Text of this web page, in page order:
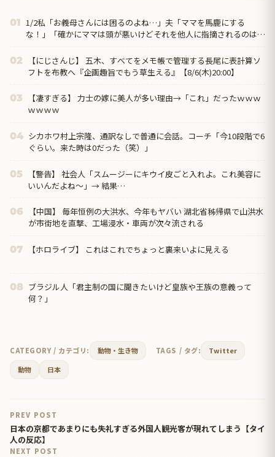
01 1/2私「お義母さんには困るのよね…」夫「ママを馬鹿にする
な！」「確かにママは頭が悪いけどそれを他人に指摘されるのはム
02
【にじさんじ】 五木、すべてをメモ帳で管理する長尾に表計算ソ
フトを布教へ『企画趣旨でもう草生える』【8/6(木)20:00】
03
【凄すぎる】 力士の嫁に美人が多い理由→「これ」だったｗｗｗ
ｗｗｗｗ
04 シカホワ村上宗隆、通訳なしで普通に会話。コーチ「今10段階で6
ぐらい。来た時は0だった（笑）」
05
【警告】 社会人「スムージーにキウイ皮ごと入れよ。これ美容に
いいんだよね〜」→ 結果…
06
【中国】 毎年恒例の大洪水、今年もヤバい 湖北省秭帰県で山洪水
が市街地を直撃、工場浸水・車両が次々流される
07 【ホロライブ】 これはこれでちょっと裏来いよに見える
08 ブラジル人「君主制の国に聞きたいけど皇族や王族の意義って
何？」
CATEGORY / カテゴリ: 動物・生き物 TAGS / タグ:
Twitter
動物
日本
PREV POST
日本の京都であまりにも失礼すぎる外国人観光客が現れてしまう【タイ
人の反応】
NEXT POST